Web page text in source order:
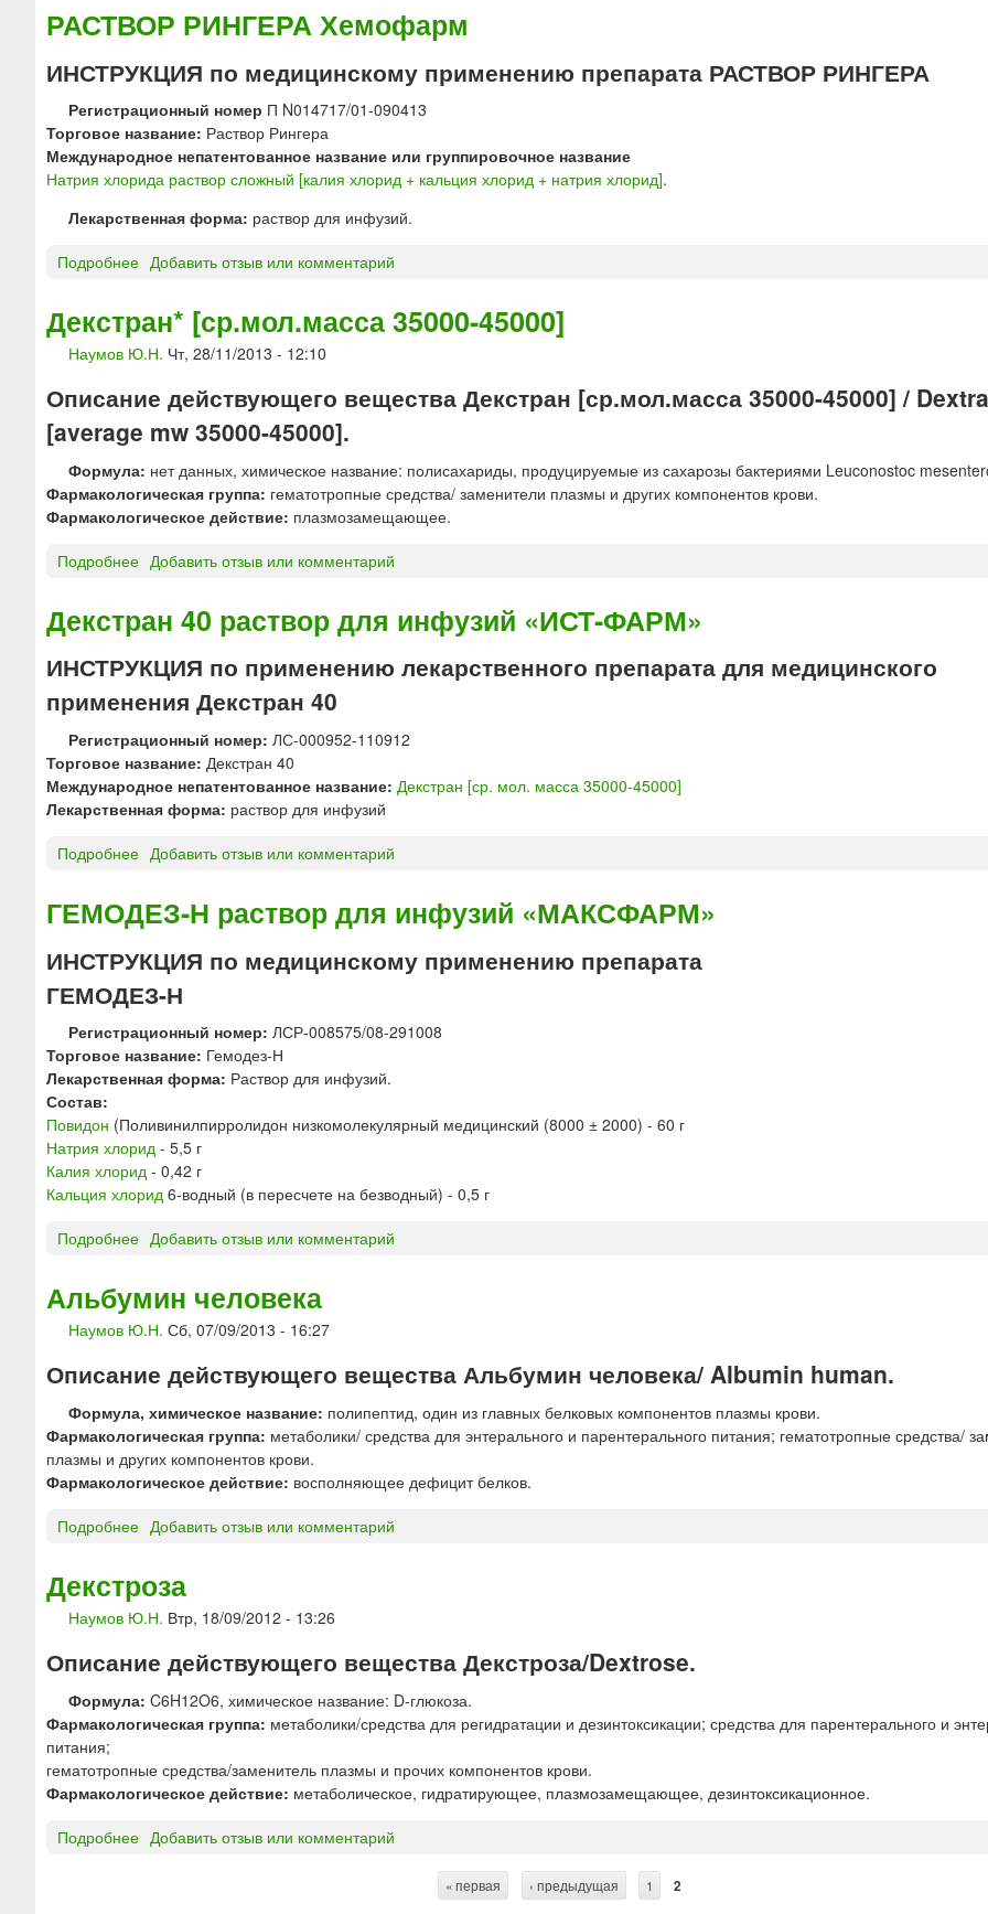
т
о
д
я
и
н
й
«
е
л
м
е
д
п
а
р
а
т
ы
а
т
и
я
х
л
о
и
а
с
т
о
р
л
о
ж
[
К
а
л
и
х
л
о
р
К
л
ь
ц
и
я
х
о
р
и
д
р
и
х
о
р
и
д
РАСТВОР РИНГЕРА Хемофарм
ИНСТРУКЦИЯ по медицинскому применению препарата РАСТВОР РИНГЕРА
Регистрационный номер П N014717/01-090413
Торговое название: Раствор Рингера
Международное непатентованное название или группировочное название
Натрия хлорида раствор сложный [калия хлорид + кальция хлорид + натрия хлорид].
Лекарственная форма: раствор для инфузий.
Подробнее
С
Т
О
Р
Р
И
Н
Г
е
м
о
ф
р
м
Добавить отзыв или комментарий
Декстран* [ср.мол.масса 35000-45000]
Наумов Ю.Н. Чт, 28/11/2013 - 12:10
Описание действующего вещества Декстран [ср.мол.масса 35000-45000] /
[average mw 35000-45000].
Формула: нет данных, химическое название: полисахариды, продуцируемые из сахарозы бактериями Leuconostoc
Фармакологическая группа: гематотропные средства/ заменители плазмы и других компонентов крови.
Фармакологическое действие: плазмозамещающее.
Подробнее
к
т
р
н
*
[
с
о
л
.
м
а
с
0
0
-
0
0
Добавить отзыв или комментарий
Декстран 40 раствор для инфузий «ИСТ-ФАРМ»
ИНСТРУКЦИЯ по применению лекарственного препарата для медицинского
применения Декстран 40
Регистрационный номер: ЛС-000952-110912
Торговое название: Декстран 40
Международное непатентованное название: Декстран [ср. мол. масса 35000-45000]
Лекарственная форма: раствор для инфузий
Подробнее
е
к
т
р
н
4
0
а
с
т
в
л
и
ф
з
и
й
-
Ф
Р
»
Добавить отзыв или комментарий
ГЕМОДЕЗ-Н раствор для инфузий «МАКСФАРМ»
ИНСТРУКЦИЯ по медицинскому применению препарата
ГЕМОДЕЗ-Н
Регистрационный номер: ЛСР-008575/08-291008
Торговое название: Гемодез-Н
Лекарственная форма: Раствор для инфузий.
Состав:
Повидон (Поливинилпирролидон низкомолекулярный медицинский (8000 ± 2000) - 60 г
Натрия хлорид - 5,5 г
Калия хлорид - 0,42 г
Кальция хлорид 6-водный (в пересчете на безводный) - 0,5 г
Подробнее
М
О
Е
-
Н
р
а
о
р
л
я
и
н
у
з
Добавить отзыв или комментарий
Альбумин человека
Наумов Ю.Н. Сб, 07/09/2013 - 16:27
Описание действующего вещества Альбумин человека/ Albumin human.
Формула, химическое название: полипептид, один из главных белковых компонентов плазмы крови.
Фармакологическая группа: метаболики/ средства для энтерального и парентерального питания; гематотропные средства/
плазмы и других компонентов крови.
Фармакологическое действие: восполняющее дефицит белков.
Подробнее
ь
б
м
н
ч
л
о
Добавить отзыв или комментарий
Декстроза
Наумов Ю.Н. Втр, 18/09/2012 - 13:26
Описание действующего вещества Декстроза/Dextrose.
Формула: C6H12O6, химическое название: D-глюкоза.
Фармакологическая группа: метаболики/средства для регидратации и дезинтоксикации; средства для парентерального и
питания;
гематотропные средства/заменитель плазмы и прочих компонентов крови.
Фармакологическое действие: метаболическое, гидратирующее, плазмозамещающее, дезинтоксикационное.
Подробнее Добавить отзыв или комментарий
« первая ‹ предыдущая 1 2